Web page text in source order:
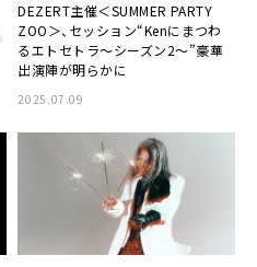
DEZERT主催＜SUMMER PARTY
ZOO＞、セッション“Kenにまつわ
るエトセトラ～シーズン2～”豪華
出演陣が明らかに
2025.07.09